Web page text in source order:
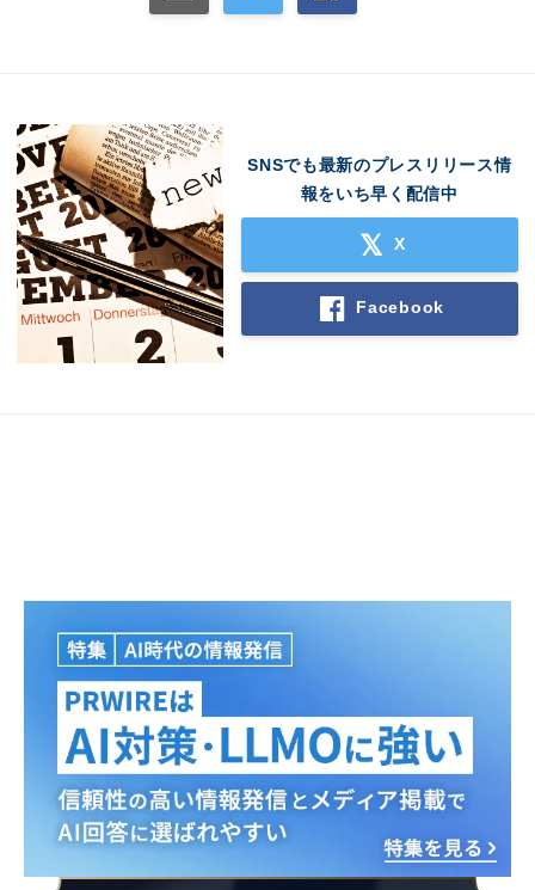
SNSでも最新のプレスリリース情
報をいち早く配信中
X
Facebook
Japanese